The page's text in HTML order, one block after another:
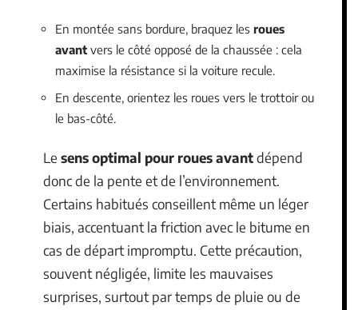
En montée sans bordure, braquez les roues
avant vers le côté opposé de la chaussée : cela
maximise la résistance si la voiture recule.
En descente, orientez les roues vers le trottoir ou
le bas-côté.
Le sens optimal pour roues avantdépend
donc de la pente et de l’environnement.
Certains habitués conseillent même un léger
biais, accentuant la friction avec le bitume en
cas de départ impromptu. Cette précaution,
souvent négligée, limite les mauvaises
surprises, surtout par temps de pluie ou de